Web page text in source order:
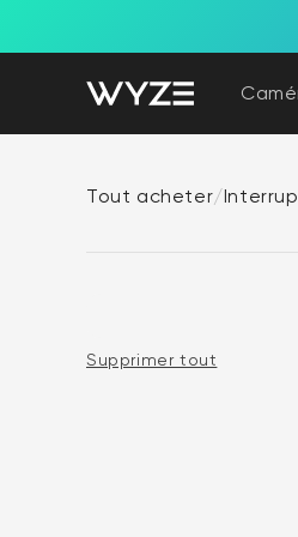
Tout acheter/
Supprimer tout